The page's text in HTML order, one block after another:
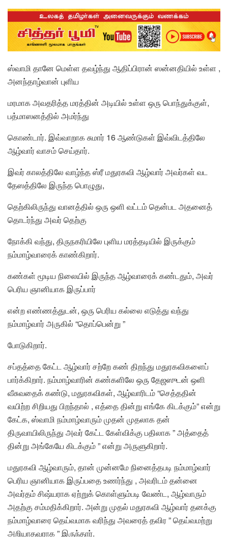
ஸ்வாமி தானே மெள்ள தவழ்ந்து ஆதிப்பிரான் ஸன்னதியில் உள்ள ,
அனந்தாழ்வான் புளிய
மரமாக அவதரித்த மரத்தின் அடியில் உள்ள ஒரு பொந்துக்குள்,
பத்மாஸனத்தில் அமர்ந்து
கொண்டார். இவ்வாறாக சுமார் 16 ஆண்டுகள் இவ்விடத்திலே
ஆழ்வார் வாசம் செய்தார்.
இவர் காலத்திலே வாழ்ந்த ஸ்ரீ மதுரகவி ஆழ்வார் அவர்கள் வட
தேஸத்திலே இருந்த பொழுது,
தெற்கிலிருந்து வானத்தில் ஒரு ஒளி வட்டம் தென்பட அதனைத்
தொடர்ந்து அவர் தெற்கு
நோக்கி வந்து, திருநகரியிலே புளிய மரத்தடியில் இருக்கும்
நம்மாழ்வாரைக் காண்கிறார்.
கண்கள் மூடிய நிலையில் இருந்த ஆழ்வாரைக் கண்டதும், அவர்
பெரிய ஞானியாக இருப்பார்
என்ற எண்ணத்துடன், ஒரு பெரிய கல்லை எடுத்து வந்து
நம்மாழ்வார் அருகில் “தொப்பென்று ”
போடுகிறார்.
சப்தத்தை கேட்ட ஆழ்வார் சற்றே கண் திறந்து மதுரகவிகளைப்
பார்க்கிறார். நம்மாழ்வாரின் கண்களிலே ஒரு தேஜஸுடன் ஒளி
வீசுவதைக் கண்டு, மதுரகவிகள், ஆழ்வாரிடம் “செத்ததின்
வயிற்ற சிறியது பிறந்தால் , எத்தை தின்று எங்கே கிடக்கும்” என்று
கேட்க, ஸ்வாமி நம்மாழ்வாரும் முதன் முதலாக தன்
திருவாயிலிருந்து அவர் கேட்ட கேள்விக்கு பதிலாக ” அத்தைத்
தின்று அங்கேயே கிடக்கும் ” என்று அருளுகிறார்.
மதுரகவி ஆழ்வாரும், தான் முன்னமே நினைத்தபடி நம்மாழ்வார்
பெரிய ஞானியாக இருப்பதை உணர்ந்து , அவரிடம் தன்னை
அவர்தம் சிஷ்யராக ஏற்றுக் கொள்ளும்படி வேண்ட, ஆழ்வாரும்
அதற்கு சம்மதிக்கிறார். அன்று முதல் மதுரகவி ஆழ்வார் தனக்கு
நம்மாழ்வாரை தெய்வமாக வரிந்து அவரைத் தவிர ” தெய்வமற்று
அறியாதவராக ” இருந்தார்.